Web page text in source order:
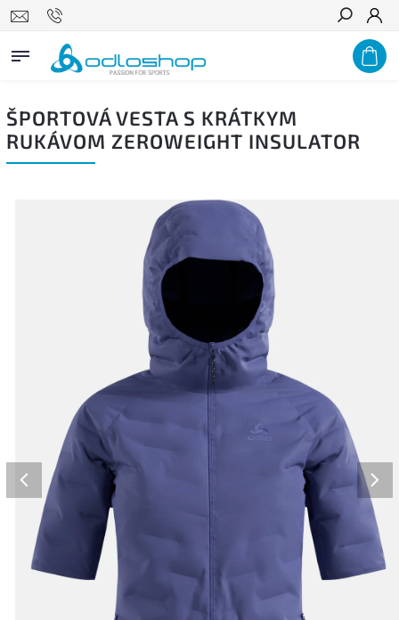
Hľadať
ŠPORTOVÁ VESTA S KRÁTKYM
RUKÁVOM ZEROWEIGHT INSULATOR